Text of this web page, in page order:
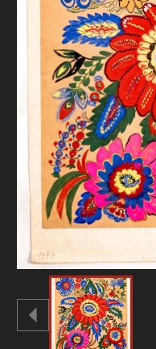
ОНЛАЙН-КРАМНИЦЯ
ПІДТРИМАТИ